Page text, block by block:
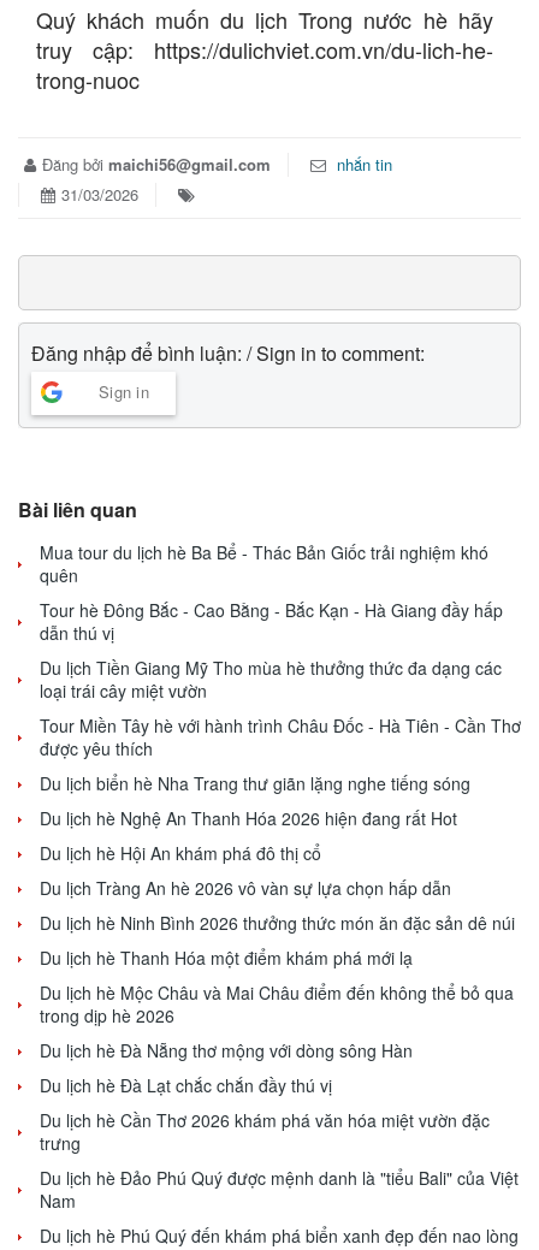
Quý khách muốn du lịch Trong nước hè hãy
truy cập: https://dulichviet.com.vn/du-lich-he-
trong-nuoc
Đăng bởi maichi56@gmail.com
nhắn tin
31/03/2026
Đăng nhập để bình luận: / Sign in to comment:
Sign in
Bài liên quan
Mua tour du lịch hè Ba Bể - Thác Bản Giốc trải nghiệm khó
quên
Tour hè Đông Bắc - Cao Bằng - Bắc Kạn - Hà Giang đầy hấp
dẫn thú vị
Du lịch Tiền Giang Mỹ Tho mùa hè thưởng thức đa dạng các
loại trái cây miệt vườn
Tour Miền Tây hè với hành trình Châu Đốc - Hà Tiên - Cần Thơ
được yêu thích
Du lịch biển hè Nha Trang thư giãn lặng nghe tiếng sóng
Du lịch hè Nghệ An Thanh Hóa 2026 hiện đang rất Hot
Du lịch hè Hội An khám phá đô thị cổ
Du lịch Tràng An hè 2026 vô vàn sự lựa chọn hấp dẫn
Du lịch hè Ninh Bình 2026 thưởng thức món ăn đặc sản dê núi
Du lịch hè Thanh Hóa một điểm khám phá mới lạ
Du lịch hè Mộc Châu và Mai Châu điểm đến không thể bỏ qua
trong dịp hè 2026
Du lịch hè Đà Nẵng thơ mộng với dòng sông Hàn
Du lịch hè Đà Lạt chắc chắn đầy thú vị
Du lịch hè Cần Thơ 2026 khám phá văn hóa miệt vườn đặc
trưng
Du lịch hè Đảo Phú Quý được mệnh danh là "tiểu Bali" của Việt
Nam
Du lịch hè Phú Quý đến khám phá biển xanh đẹp đến nao lòng